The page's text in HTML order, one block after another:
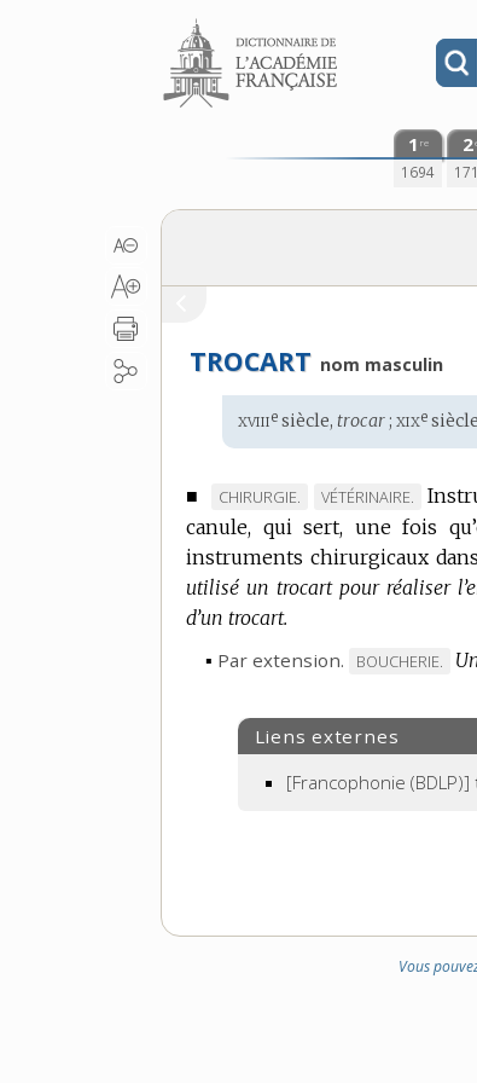
Aller au contenu
1 re
1694
2
TROCART nom masculin
Étymologie
:
xviiie siècle,trocar;xixe
■
MARQUE
DE
DOMAINE
:
CHIRURGIE.
MARQUE
DE
DOMAINE
:
VÉTÉRINAIRE.
canule, qui sert, une fois
instruments chirurgicaux
utilisé un trocart pour réaliser
d’un trocart.
▪ Par extension.
MARQUE
DOMAINE
:
BOUCHERIE.
Liens externes
[Francophonie (BDLP)]
Vous